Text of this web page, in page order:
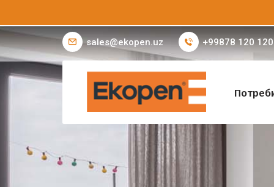
sales@ekopen.uz +99878 120